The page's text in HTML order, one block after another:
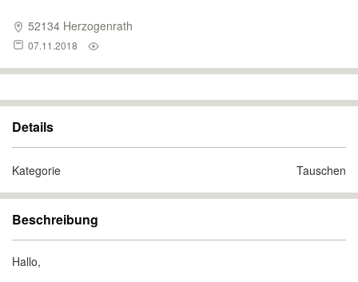
52134 Herzogenrath
07.11.2018
Details
Kategorie Tauschen
Beschreibung
Hallo,